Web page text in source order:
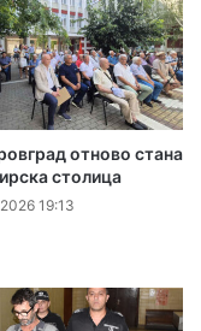
отново стана
столица
19:13